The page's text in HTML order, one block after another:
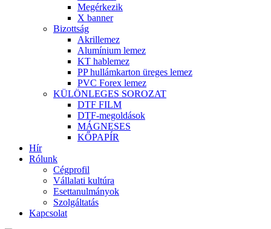
Megérkezik
X banner
Bizottság
Akrillemez
Alumínium lemez
KT hablemez
PP hullámkarton üreges lemez
PVC Forex lemez
KÜLÖNLEGES SOROZAT
DTF FILM
DTF-megoldások
MÁGNESES
KŐPAPÍR
Hír
Rólunk
Cégprofil
Vállalati kultúra
Esettanulmányok
Szolgáltatás
Kapcsolat